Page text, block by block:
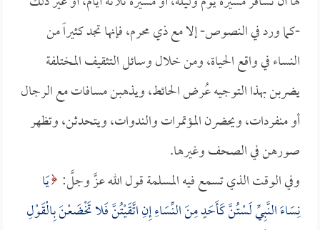
-كما ورد في النصوص- إلا مع ذي محرم، فإنها تجد كثيراً من
النساء في واقع الحياة، ومن خلال وسائل التثقيف المختلفة
يضربن بهذا التوجيه عُرض الحائط، ويذهبن مسافات مع الرجال
أو منفردات، ويحضرن المؤتمرات والندوات، ويتحدثن، وتظهر
صورهن في الصحف وغيرها.
وفي الوقت الذي تسمع فيه المسلمة قول الله عزَّ وجلَّ: يَا
نِسَاءَ النَّبِيِّ لَسْتُنَّ كَأَحَدٍ مِنَ النِّسَاءِ إِنِ اتَّقَيْتُنَّ فَلا تَخْضَعْنَ بِالْقَوْلِ